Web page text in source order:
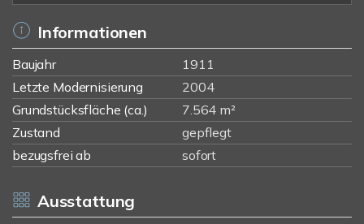
Informationen
Baujahr
1911
Letzte Modernisierung
2004
Grundstücksfläche (ca.)
7.564 m²
Zustand
gepflegt
bezugsfrei ab
sofort
Ausstattung